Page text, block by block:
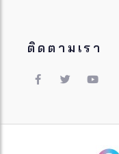
ติดตามเรา